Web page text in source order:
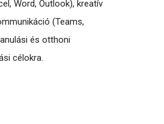
Word, Outlook), kreatív
(Teams,
és otthoni
célokra.